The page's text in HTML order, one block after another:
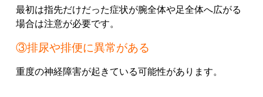
最初は指先だけだった症状が腕全体や足全体へ広がる
場合は注意が必要です。
③排尿や排便に異常がある
重度の神経障害が起きている可能性があります。